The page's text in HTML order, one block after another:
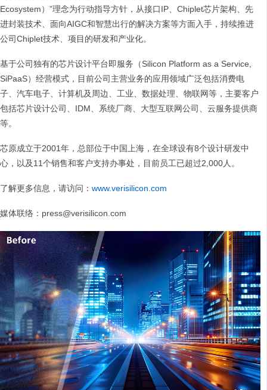
Ecosystem）”理念为行动指导方针，从接口IP、Chiplet芯片架构、先
进封装技术、面向AIGC和智慧出行的解决方案等方面入手，持续推进
公司Chiplet技术、项目的研发和产业化。
基于公司独有的芯片设计平台即服务（Silicon Platform as a Service,
SiPaaS）经营模式，目前公司主营业务的应用领域广泛包括消费电
子、汽车电子、计算机及周边、工业、数据处理、物联网等，主要客户
包括芯片设计公司、IDM、系统厂商、大型互联网公司、云服务提供商
等。
芯原成立于2001年，总部位于中国上海，在全球设有8个设计研发中
心，以及11个销售和客户支持办事处，目前员工已超过2,000人。
了解更多信息，请访问： www.verisilicon.com
媒体联络：press@verisilicon.com